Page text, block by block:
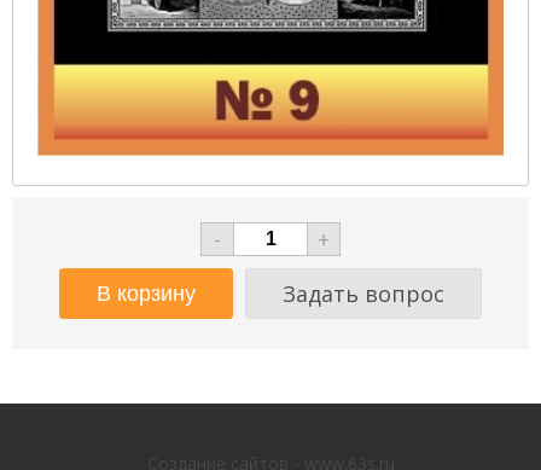
-
+
Задать вопрос
Создание сайтов - www.63s.ru